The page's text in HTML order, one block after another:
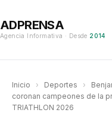
ADPRENSA
Agencia Informativa · Desde 2014
Inicio › Deportes ›
coronan campeones de la
TRIATHLON 2026